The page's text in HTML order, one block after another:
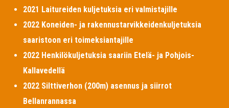
2021 Laitureiden kuljetuksia eri valmistajille
2022 Koneiden- ja rakennustarvikkeidenkuljetuksia
saaristoon eri toimeksiantajille
2022 Henkilökuljetuksia saariin Etelä- ja Pohjois-
Kallavedellä
2022 Silttiverhon (200m) asennus ja siirrot
Bellanrannassa